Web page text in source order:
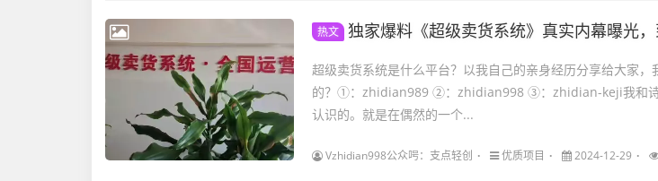
热文 独家爆料《超级卖货系统》真实内幕曝光，到
超级卖货系统是什么平台？以我自己的亲身经历分享给大家，
的？①：zhidian989 ②：zhidian998 ③：zhidian-keji我和诗
认识的。就是在偶然的一个...
Vzhidian998公众呺：支点轻创 优质项目 2024-12-29